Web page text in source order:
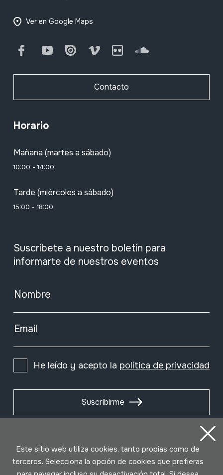
Ver en Google Maps
FacebookYoutube Issuu Vimeo Flickr SoundCloud
Contacto
Horario
Mañana (martes a sábado)
10:00 - 14:00
Tarde (miércoles a sábado)
15:00 - 18:00
Suscríbete a nuestro boletín para
informarte de nuestros eventos
Nombre
Email
He leído y acepto la política de privacidad
Suscribirme
Este sitio web utiliza cookies, tanto propias como de
terceros. Selecciona la opción de cookies que prefieras